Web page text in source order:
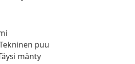
puu
mänty